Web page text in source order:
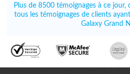
Plus de 8500 témoignages à ce
tous les témoignages de clients
Galaxy Grand